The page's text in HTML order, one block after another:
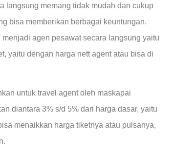
langsung memang tidak mudah dan cukup
bisa memberikan berbagai keuntungan.
agen pesawat secara langsung yaitu
yaitu dengan harga nett agent atau bisa di
untuk travel agent oleh maskapai
diantara 3% s/d 5% dari harga dasar, yaitu
menaikkan harga tiketnya atau pulsanya,